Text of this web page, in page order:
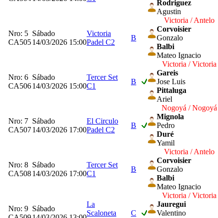
Rodriguez
Agustin
Nro: 5
CA505
Sábado
14/03/2026 15:00
Victoria
Padel C2
B
Victoria / Antelo
Corvoisier
Gonzalo
Balbi
Mateo Ignacio
Nro: 6
CA506
Sábado
14/03/2026 15:00
Tercer Set
C1
B
Victoria / Victoria
Gareis
Jose Luis
Pittaluga
Ariel
Nro: 7
CA507
Sábado
14/03/2026 17:00
El Circulo
Padel C2
B
Nogoyá / Nogoyá
Mignola
Pedro
Duré
Yamil
Nro: 8
CA508
Sábado
14/03/2026 17:00
Tercer Set
C1
B
Victoria / Antelo
Corvoisier
Gonzalo
Balbi
Mateo Ignacio
Nro: 9 Sábado
La
Scaloneta
C
Victoria / Victoria
Jauregui
Valentino